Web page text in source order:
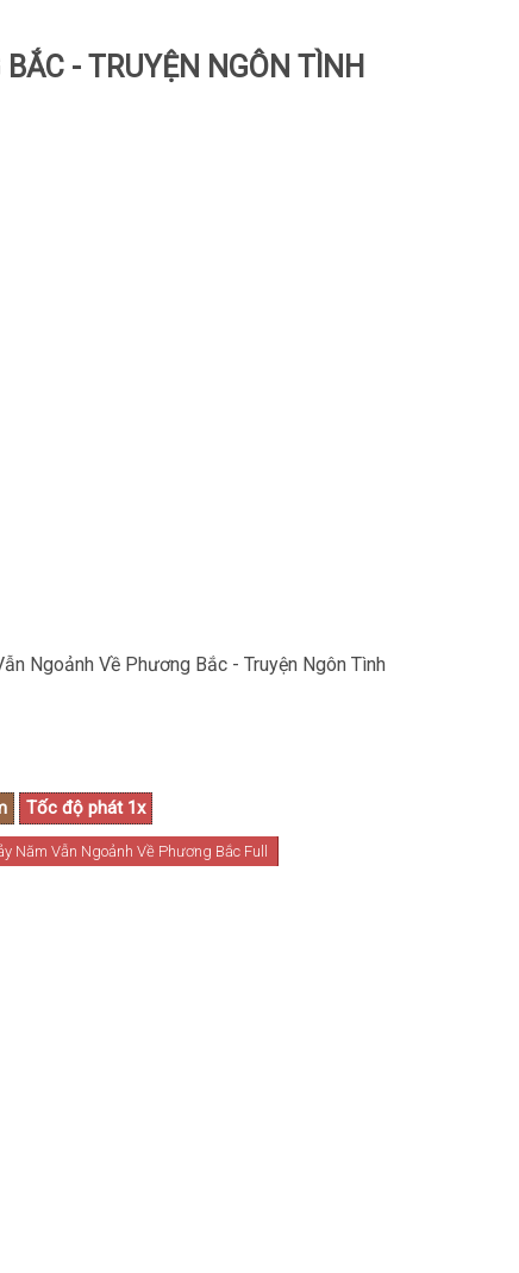
- TRUYỆN NGÔN TÌNH
Ngoảnh Về Phương Bắc - Truyện Ngôn Tình
Năm Vẫn Ngoảnh Về Phương Bắc Full